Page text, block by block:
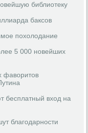
библиотеку
баксов
похолодание
5 000 новейших
фаворитов
бесплатный вход на
благодарности